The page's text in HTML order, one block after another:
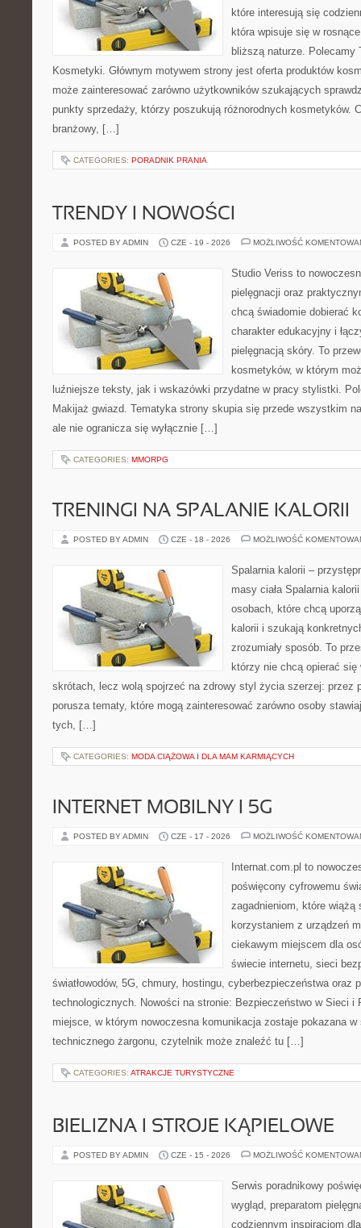
które interesują się
która wpisuje się w
bliższą naturze. Polecamy
Kosmetyki. Głównym motywem strony jest oferta produktów
może zainteresować zarówno użytkowników szukających
punkty sprzedaży, którzy poszukują różnorodnych kosmetyków.
branżowy, […]
CATEGORIES: PORADNIK PRANIA
TRENDY I NOWOŚCI
POSTED BY ADMIN CZE - 19 - 2026 MOŻLIWOŚĆ
Studio Veriss to
pielęgnacji oraz
chcą świadomie dobierać
charakter edukacyjny i
pielęgnacją skóry. To
kosmetyków, w którym
luźniejsze teksty, jak i wskazówki przydatne w pracy stylistki.
Makijaż gwiazd. Tematyka strony skupia się przede wszystkim
ale nie ogranicza się wyłącznie […]
CATEGORIES: MMORPG
TRENINGI NA SPALANIE KALORII
POSTED BY ADMIN CZE - 18 - 2026 MOŻLIWOŚĆ
Spalarnia kalorii –
masy ciała Spalarnia
osobach, które chcą
kalorii i szukają
zrozumiały sposób. To
którzy nie chcą opierać się
skrótach, lecz wolą spojrzeć na zdrowy styl życia szerzej: przez
porusza tematy, które mogą zainteresować zarówno osoby
tych, […]
CATEGORIES: MODA CIĄŻOWA I DLA MAM KARMIĄCYCH
INTERNET MOBILNY I 5G
POSTED BY ADMIN CZE - 17 - 2026 MOŻLIWOŚĆ
Internat.com.pl to
poświęcony cyfrowemu
zagadnieniom, które wiążą
korzystaniem z urządzeń
ciekawym miejscem dla
świecie internetu, sieci
światłowodów, 5G, chmury, hostingu, cyberbezpieczeństwa oraz
technologicznych. Nowości na stronie: Bezpieczeństwo w Sieci i
miejsce, w którym nowoczesna komunikacja zostaje pokazana
technicznego żargonu, czytelnik może znaleźć tu […]
CATEGORIES: ATRAKCJE TURYSTYCZNE
BIELIZNA I STROJE KĄPIELOWE
POSTED BY ADMIN CZE - 15 - 2026 MOŻLIWOŚĆ
Serwis poradnikowy
wygląd, preparatom
codziennym inspiracjom